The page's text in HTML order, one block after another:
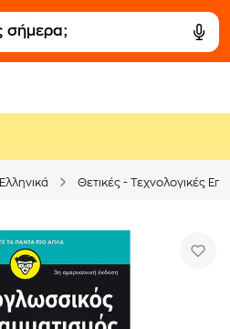
Ελληνικά Θετικές - Τεχνολογικές